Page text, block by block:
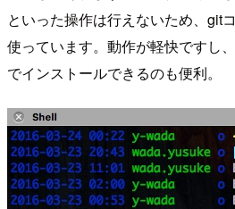
といった操作は行えないため、git
使っています。動作が軽快ですし
でインストールできるのも便利。